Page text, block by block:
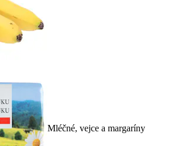
Mléčné, vejce a margaríny